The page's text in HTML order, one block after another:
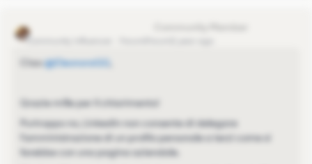
Marco LinkedIn Onboarding
Community Influencer
Ciao ​@EleonoraGG
Grazie mille per il chiarimento!
Purtroppo no, LinkedIn non consente di delegare
l'amministrazione di un profilo personale a terzi come si
farebbe con una pagina aziendale.